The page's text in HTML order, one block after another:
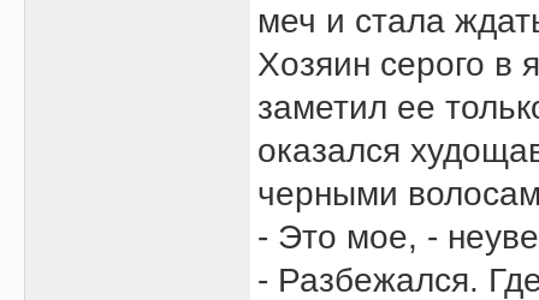
меч и стала
Хозяин серого в
заметил ее
оказался
черными
- Это мое, -
- Разбежался.